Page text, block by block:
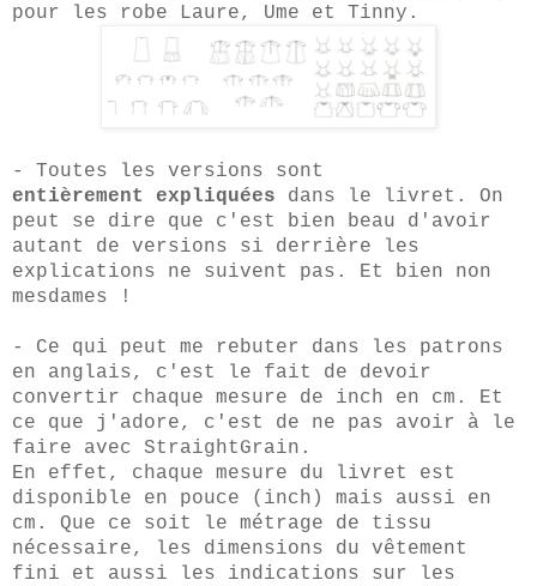
pour les robe Laure, Ume et Tinny.
- Toutes les versions sont
entièrement expliquées dans le livret. On
peut se dire que c'est bien beau d'avoir
autant de versions si derrière les
explications ne suivent pas. Et bien non
mesdames !
- Ce qui peut me rebuter dans les patrons
en anglais, c'est le fait de devoir
convertir chaque mesure de inch en cm. Et
ce que j'adore, c'est de ne pas avoir à le
faire avec StraightGrain.
En effet, chaque mesure du livret est
disponible en pouce (inch) mais aussi en
cm. Que ce soit le métrage de tissu
nécessaire, les dimensions du vêtement
fini et aussi les indications sur les